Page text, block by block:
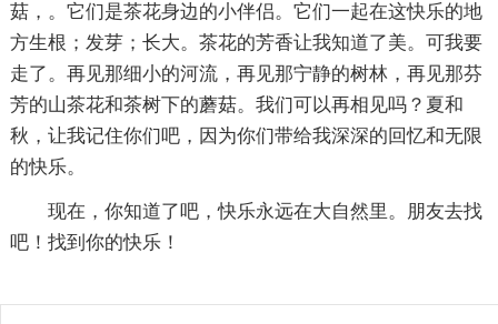
菇，。它们是茶花身边的小伴侣。它们一起在这快乐的地
方生根；发芽；长大。茶花的芳香让我知道了美。可我要
走了。再见那细小的河流，再见那宁静的树林，再见那芬
芳的山茶花和茶树下的蘑菇。我们可以再相见吗？夏和
秋，让我记住你们吧，因为你们带给我深深的回忆和无限
的快乐。
现在，你知道了吧，快乐永远在大自然里。朋友去找
吧！找到你的快乐！